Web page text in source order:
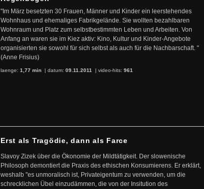
"Im März besetzten 30 Frauen, Männer und Kinder ein leerstehendes
Wohnhaus und ehemaliges Fabrikgelände. Sie wollten bezahlbaren
Wohnraum und Platz zum selbstbestimmten Leben und Arbeiten. Von
Anfang an waren sie im Kiez aktiv: Kino, Kultur und Kinder-Angebote
organisierten sie sowohl für sich selbst als auch für die Nachbarschaft. "
(Anne Frisius)
laenge: 1,77 min | datum: 09.11.2011 | video-hits: 961
Erst als Tragödie, dann als Farce
Slavoy Zizek über die Ökonomie der Mildtätigkeit. Der slowenische
Philosoph demontiert die Praxis des ethischen Konsumierens. Er erklärt,
weshalb "es unmoralisch ist, Privateigentum zu verwenden, um die
schrecklichen Übel einzudämmen, die von der Insitution des